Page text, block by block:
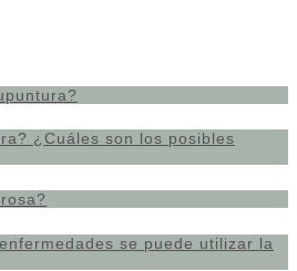
¿Cuáles son los posibles
se puede utilizar la